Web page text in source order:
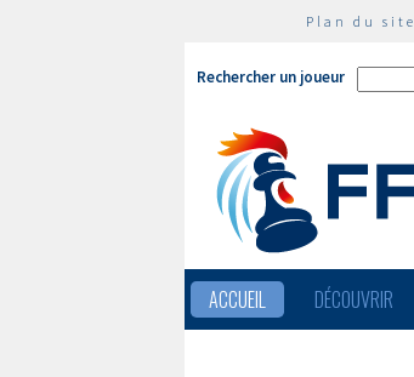
Plan du site
Rechercher un joueur
ACCUEIL DÉCOUVRIR